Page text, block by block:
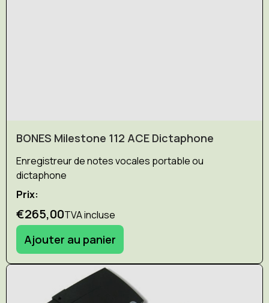
BONES Milestone 112 ACE Dictaphone
Enregistreur de notes vocales portable ou
dictaphone
Prix:
€265,00TVA incluse
Ajouter au panier